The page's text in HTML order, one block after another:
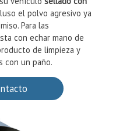
de una capa de polvo
su vehículosellado con
el polvo agresivo ya
Para las
con echar mano de
de limpieza y
con un paño.